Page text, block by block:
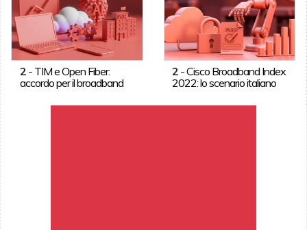
2- TIM e Open Fiber:
accordo per il broadband
2 -Cisco Broadband Index
2022: lo scenario italiano